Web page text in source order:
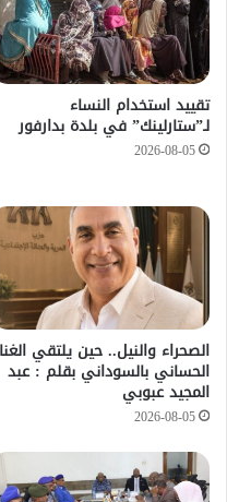
تقييد استخدام النساء
لـ”ستارلينك” في بلدة بدارفور
2026-08-05
الصحراء والنيل.. حين يلتقي
الحساني بالسوداني بقلم : عبد
المجيد عبوبي
2026-08-05